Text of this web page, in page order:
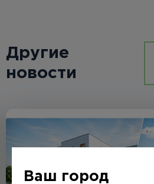
Ваш город
Другие
новости